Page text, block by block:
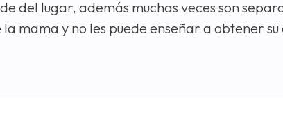
del lugar, además muchas veces son
mama y no les puede enseñar a obtener su